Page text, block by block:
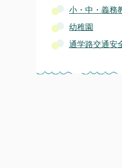
小・中・義務
幼稚園
通学路交通安